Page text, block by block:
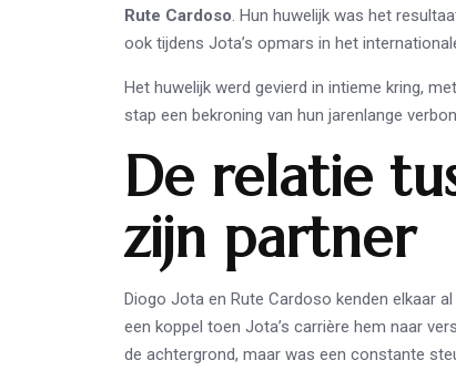
Rute Cardoso. Hun huwelijk was het
ook tijdens Jota’s opmars in het
Het huwelijk werd gevierd in intieme kring,
stap een bekroning van hun jarenlange
De relatie
zijn partner
Diogo Jota en Rute Cardoso kenden elkaar
een koppel toen Jota’s carrière hem naar
de achtergrond, maar was een constante